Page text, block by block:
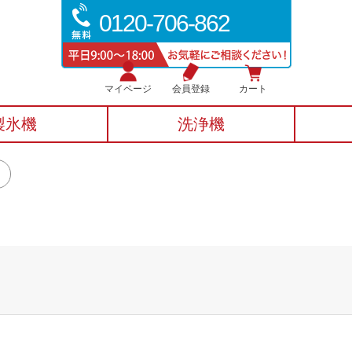
0120-706-862
マイページ 会員登録 カート
氷機 洗浄機